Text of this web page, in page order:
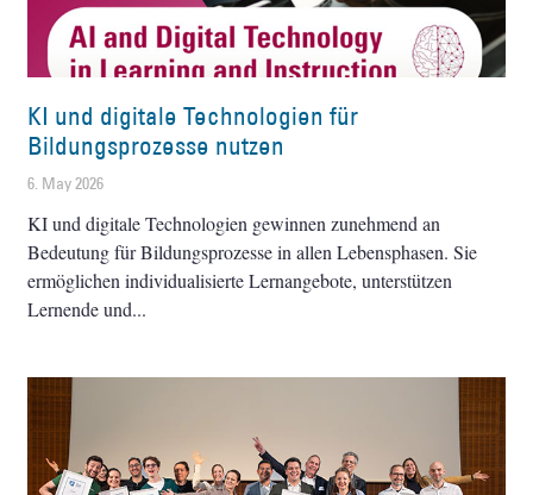
KI und digitale Technologien für
Bildungsprozesse nutzen
6. May 2026
KI und digitale Technologien gewinnen zunehmend an
Bedeutung für Bildungsprozesse in allen Lebensphasen. Sie
ermöglichen individualisierte Lernangebote, unterstützen
Lernende und